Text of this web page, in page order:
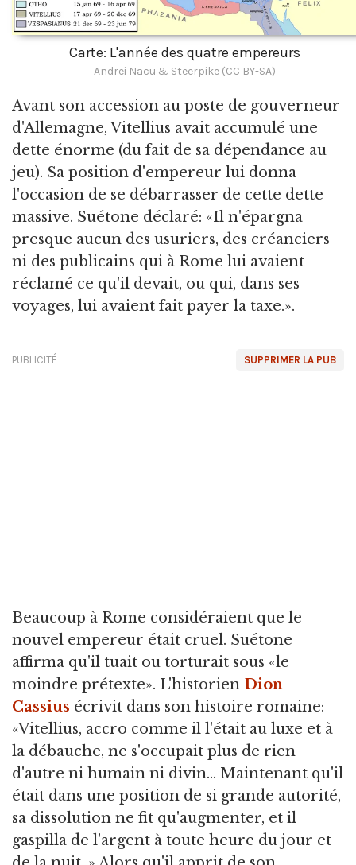
Carte: L'année des quatre empereurs
Andrei Nacu & Steerpike (CC BY-SA)
Avant son accession au poste de gouverneur
d'Allemagne, Vitellius avait accumulé une
dette énorme (du fait de sa dépendance au
jeu). Sa position d'empereur lui donna
l'occasion de se débarrasser de cette dette
massive. Suétone déclaré: «Il n'épargna
presque aucun des usuriers, des créanciers
ni des publicains qui à Rome lui avaient
réclamé ce qu'il devait, ou qui, dans ses
voyages, lui avaient fait payer la taxe.».
SUPPRIMER LA PUB
PUBLICITÉ
Beaucoup à Rome considéraient que le
nouvel empereur était cruel. Suétone
affirma qu'il tuait ou torturait sous «le
moindre prétexte». L'historien Dion
Cassius écrivit dans son histoire romaine:
«Vitellius, accro comme il l'était au luxe et à
la débauche, ne s'occupait plus de rien
d'autre ni humain ni divin... Maintenant qu'il
était dans une position de si grande autorité,
sa dissolution ne fit qu'augmenter, et il
gaspilla de l'argent à toute heure du jour et